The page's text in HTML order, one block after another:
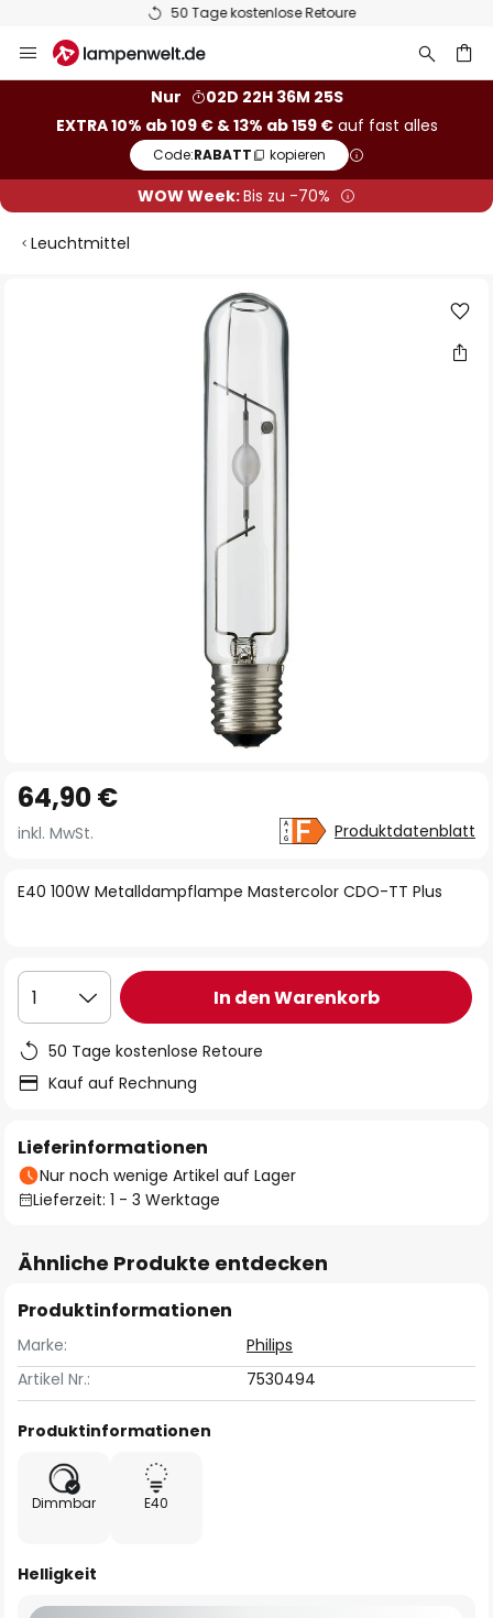
50 Tage kostenlose Retoure
Inhalt
Nur
02D 22H 36M 25S
EXTRA 10% ab 109 € & 13% ab 159 €auf fast alles
Code:RABATT kopieren
WOW Week:Bis zu -70%
Leuchtmittel
Anfang
der
springen
E40 100W Metalldampflampe Mastercolor CDO-TT Plus
64,90 €
inkl. MwSt. Produktdatenblatt
1 In den Warenkorb
50 Tage kostenlose Retoure
Kauf auf Rechnung
Lieferinformationen
Nur noch wenige Artikel auf Lager
Lieferzeit: 1 - 3 Werktage
Ähnliche Produkte entdecken
Produktinformationen
Marke:
Philips
Artikel Nr.:
7530494
Produktinformationen
Dimmbar E40
Helligkeit